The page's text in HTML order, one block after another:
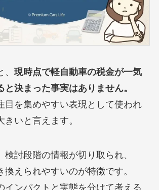
現時点で軽自動車の税金が一気
と決まった事実はありません。
目を集めやすい表現として使われ
いと言えます。
検討段階の情報が切り取られ、
換えられやすいのが特徴です。
インパクトと実態を分けて考える